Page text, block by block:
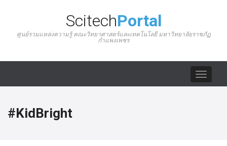
ScitechPortal
ศูนย์รวมแหล่งความรู้ คณะวิทยาศาสตร์และเทคโนโลยี มหาวิทยาลัยราชภัฏ
กำแพงเพชร
Toggle
#KidBright